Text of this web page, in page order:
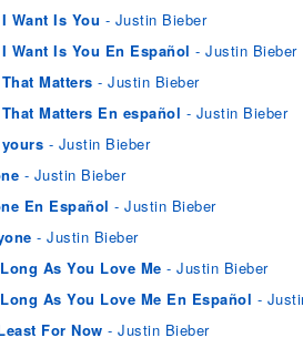
Want Is You - Justin Bieber
Want Is You En Español - Justin Bieber
Matters - Justin Bieber
Matters En español - Justin Bieber
- Justin Bieber
- Justin Bieber
En Español - Justin Bieber
- Justin Bieber
As You Love Me - Justin Bieber
As You Love Me En Español -
For Now - Justin Bieber